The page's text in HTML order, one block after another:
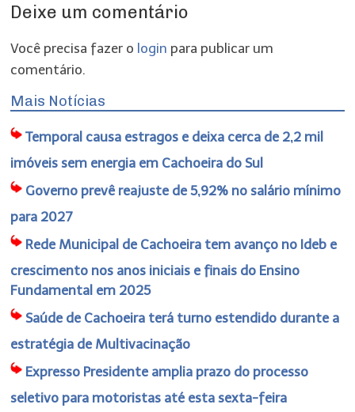
Deixe um comentário
Você precisa fazer o login para publicar um
comentário.
Mais Notícias
Temporal causa estragos e deixa cerca de 2,2 mil
imóveis sem energia em Cachoeira do Sul
Governo prevê reajuste de 5,92% no salário mínimo
para 2027
Rede Municipal de Cachoeira tem avanço no Ideb e
crescimento nos anos iniciais e finais do Ensino
Fundamental em 2025
Saúde de Cachoeira terá turno estendido durante a
estratégia de Multivacinação
Expresso Presidente amplia prazo do processo
seletivo para motoristas até esta sexta-feira